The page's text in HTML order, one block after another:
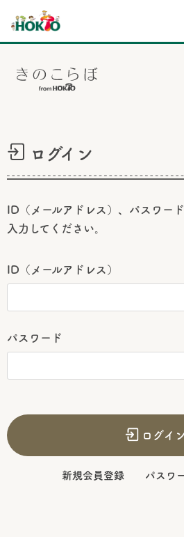
ログイン
ID（メールアドレス）、パスワー
入力してください。
ID（メールアドレス）
パスワード
ログイン
新規会員登録 パスワ